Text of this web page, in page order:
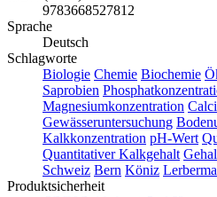
9783668527812
Sprache
Deutsch
Schlagworte
Biologie Chemie Biochemie
Saprobien
Magnesiumkonzentration
Gewässeruntersuchung
Kalkkonzentration pH-Wert
Quantitativer Kalkgehalt
Schweiz Bern Köniz
Produktsicherheit